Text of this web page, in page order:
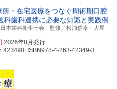
所・在宅医療をつなぐ周術期口腔
科歯科連携に必要な知識と実践例
本歯科衛生士会 監修／松浦信幸・大屋
2026年8月発行
423490 ISBN978-4-263-42349-3